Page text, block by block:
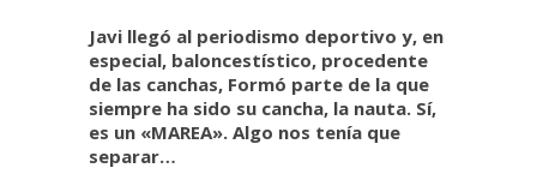
Javi llegó al periodismo deportivo y, en
especial, baloncestístico, procedente
de las canchas, Formó parte de la que
siempre ha sido su cancha, la nauta. Sí,
es un «MAREA». Algo nos tenía que
separar…